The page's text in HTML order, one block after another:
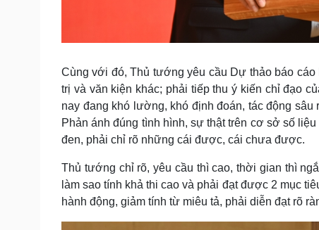
Cùng với đó, Thủ tướng yêu cầu Dự thảo báo
trị và văn kiện khác; phải tiếp thu ý kiến chỉ đạo
nay đang khó lường, khó định đoán, tác động
Phản ánh đúng tình hình, sự thật trên cơ sở số
đen, phải chỉ rõ những cái được, cái chưa được.
Thủ tướng chỉ rõ, yêu cầu thì cao, thời gian thì
làm sao tính khả thi cao và phải đạt được 2 mục
hành động, giảm tính từ miêu tả, phải diễn đạt rõ